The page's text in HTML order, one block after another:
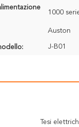
1000
Auston
J-B01
Tesi